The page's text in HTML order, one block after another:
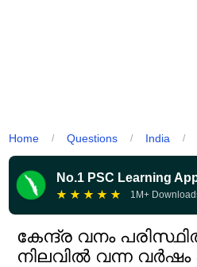
Home / Questions / India /
No.1 PSC Learning
★ ★ ★ ★ ★ 1M+
കേന്ദ്ര വനം
നിലവിൽ വന്ന